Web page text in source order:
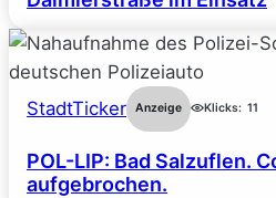
StadtTicker Anzeige Klicks: 11
POL-LIP: Bad Salzuflen.
aufgebrochen.